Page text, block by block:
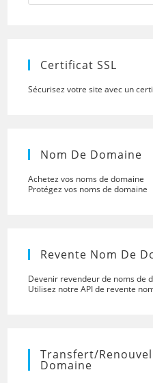
Certificat SSL
Sécurisez votre site avec un
Nom De Domaine
Achetez vos noms de domaine
Protégez vos noms de domaine
Revente Nom De
Devenir revendeur de noms de
Utilisez notre API de revente
Transfert/
Domaine